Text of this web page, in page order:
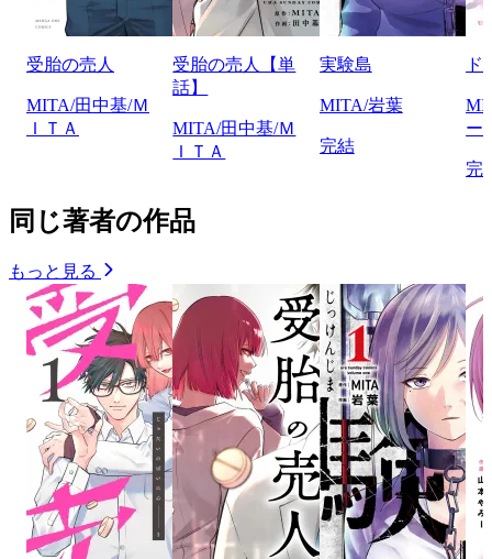
受胎の売人
MITA/田中基/Ｍ
ＩＴＡ
受胎の売人【単
話】
MITA/田中基/Ｍ
ＩＴＡ
実験島
MITA/岩葉
完結
ド
ー
完
同じ著者の作品
もっと見る